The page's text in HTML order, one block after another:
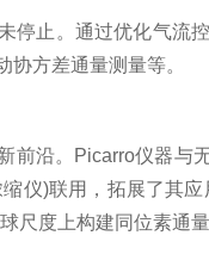
止。通过优化气流控
协方差通量测量等。
沿。Picarro仪器与无
仪)联用，拓展了其
尺度上构建同位素通